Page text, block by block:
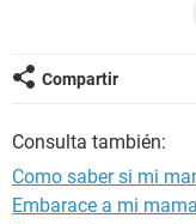
quiero honrar su
favor.Compartir
Consulta también:
Como saber si mi
Embarace a mi mama